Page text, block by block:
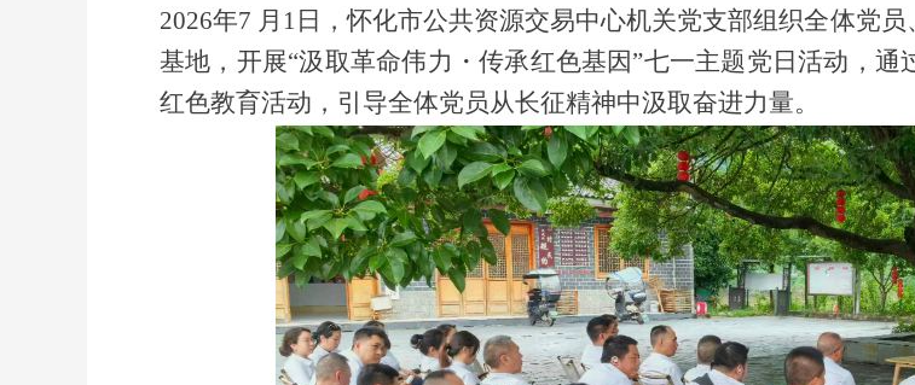
2026年7 月1日，怀化市公共资源交易中心机关党支部组织全体党
基地，开展“汲取革命伟力・传承红色基因”七一主题党日活动，
红色教育活动，引导全体党员从长征精神中汲取奋进力量。